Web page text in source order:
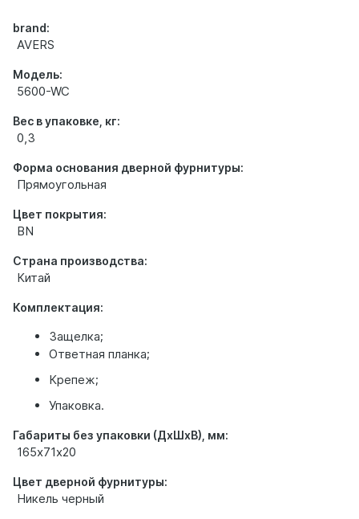
brand:
AVERS
Модель:
5600-WC
Вес в упаковке, кг:
0,3
Форма основания дверной фурнитуры:
Прямоугольная
Цвет покрытия:
BN
Страна производства:
Китай
Комплектация:
Защелка;
Ответная планка;
Крепеж;
Упаковка.
Габариты без упаковки (ДхШхВ), мм:
165х71х20
Цвет дверной фурнитуры:
Никель черный